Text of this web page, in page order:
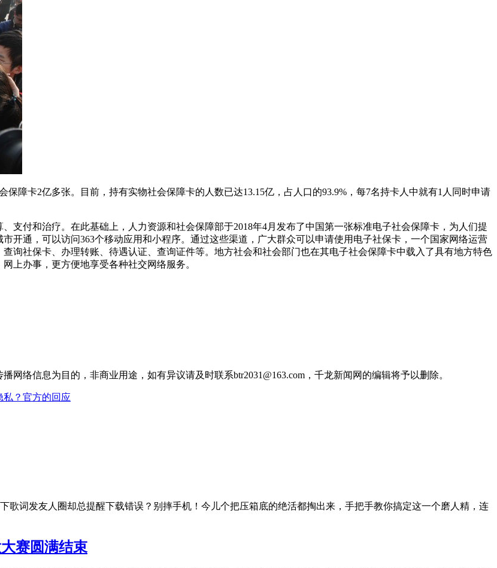
障卡2亿多张。目前，持有实物社会保障卡的人数已达13.15亿，占人口的93.9%，每7名持卡人中就有1人同时申请
支付和治疗。在此基础上，人力资源和社会保障部于2018年4月发布了中国第一张标准电子社会保障卡，为人们提
开通，可以访问363个移动应用和小程序。通过这些渠道，广大群众可以申请使用电子社保卡，一个国家网络运营
询社保卡、办理转账、待遇认证、查询证件等。地方社会和社会部门也在其电子社会保障卡中载入了具有地方特色
上办事，更方便地享受各种社交网络服务。
络信息为目的，非商业用途，如有异议请及时联系btr2031@163.com，千龙新闻网的编辑将予以删除。
私？官方的回应
歌词发友人圈却总提醒下载错误？别摔手机！今儿个把压箱底的绝活都掏出来，手把手教你搞定这一个磨人精，连
赛圆满结束